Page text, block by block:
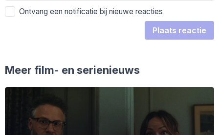
Ontvang een notificatie bij nieuwe reacties
Plaats reactie
Meer film- en serienieuws